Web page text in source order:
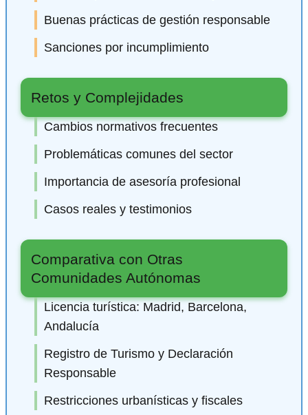
Buenas prácticas de gestión responsable
Sanciones por incumplimiento
Retos y Complejidades
Cambios normativos frecuentes
Problemáticas comunes del sector
Importancia de asesoría profesional
Casos reales y testimonios
Comparativa con Otras
Comunidades Autónomas
Licencia turística: Madrid, Barcelona,
Andalucía
Registro de Turismo y Declaración
Responsable
Restricciones urbanísticas y fiscales